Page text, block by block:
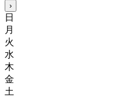
›
日
月
火
水
木
金
土